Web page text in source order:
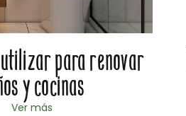
para renovar
y cocinas
Ver más